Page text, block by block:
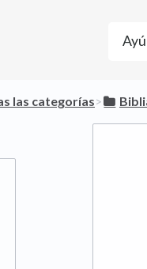
las categorías​>​